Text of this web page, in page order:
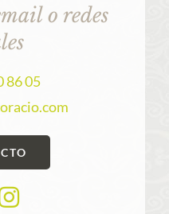
o redes
86 05